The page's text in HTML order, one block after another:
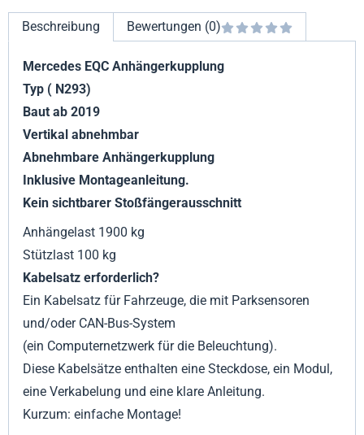
Beschreibung Bewertungen (0)
Mercedes EQC Anhängerkupplung
Typ ( N293)
Baut ab 2019
Vertikal abnehmbar
Abnehmbare Anhängerkupplung
Inklusive Montageanleitung.
Kein sichtbarer Stoßfängerausschnitt
Anhängelast 1900 kg
Stützlast 100 kg
Kabelsatz erforderlich?
Ein Kabelsatz für Fahrzeuge, die mit Parksensoren
und/oder CAN-Bus-System
(ein Computernetzwerk für die Beleuchtung).
Diese Kabelsätze enthalten eine Steckdose, ein Modul,
eine Verkabelung und eine klare Anleitung.
Kurzum: einfache Montage!